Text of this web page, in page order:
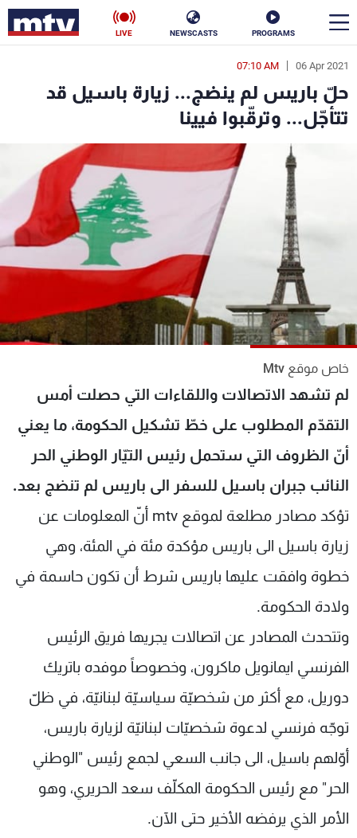
PROGRAMS
NEWSCASTS
LIVE
06 Apr 2021
07:10 AM
حلّ باريس لم ينضج... زيارة باسيل قد
تتأجّل... وترقّبوا فيينا
خاص موقع Mtv
لم تشهد الاتصالات واللقاءات التي حصلت أمس
التقدّم المطلوب على خطّ تشكيل الحكومة، ما يعني
أنّ الظروف التي ستحمل رئيس التيّار الوطني الحر
النائب جبران باسيل للسفر الى باريس لم تنضج بعد.
تؤكد مصادر مطلعة لموقع mtv أنّ المعلومات عن
زيارة باسيل الى باريس مؤكدة مئة في المئة، وهي
خطوة وافقت عليها باريس شرط أن تكون حاسمة في
ولادة الحكومة.
وتتحدث المصادر عن اتصالات يجريها فريق الرئيس
الفرنسي ايمانويل ماكرون، وخصوصاً موفده باتريك
دوريل، مع أكثر من شخصيّة سياسيّة لبنانيّة، في ظلّ
توجّه فرنسي لدعوة شخصيّات لبنانيّة لزيارة باريس،
أوّلهم باسيل، الى جانب السعي لجمع رئيس "الوطني
الحر" مع رئيس الحكومة المكلّف سعد الحريري، وهو
الأمر الذي يرفضه الأخير حتى الآن.
en
الأخبار
ناس
رياضة
كأس العالم
البرامج
جدول البرامج
شاهد البرامج
الترددات
عن MTV
الإنـتـاج
لاعلاناتكم
وظائف
تواصل معنا
شروط الإسـتخدام
سياسة الخصوصية